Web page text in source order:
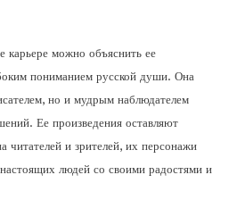
можно объяснить ее
пониманием русской души. Она
но и мудрым наблюдателем
Ее произведения оставляют
читателей и зрителей, их персонажи
людей со своими радостями и